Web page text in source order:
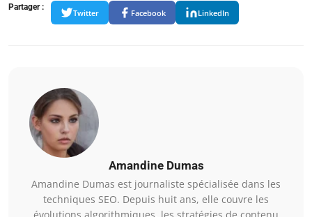
Partager :
Twitter Facebook LinkedIn
Amandine Dumas
Amandine Dumas est journaliste spécialisée dans les
techniques SEO. Depuis huit ans, elle couvre les